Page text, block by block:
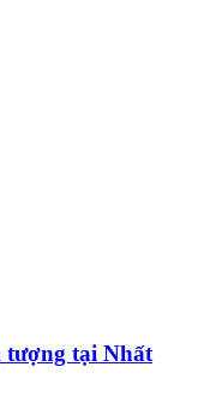
tượng tại Nhất